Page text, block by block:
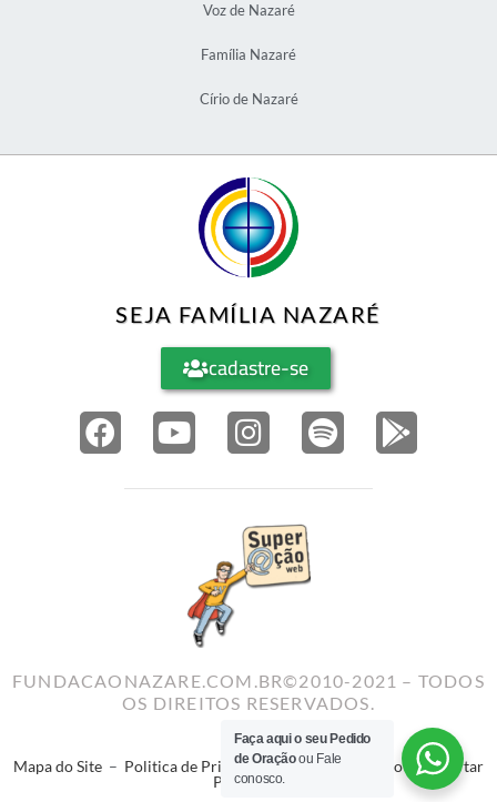
Voz de Nazaré
Família Nazaré
Círio de Nazaré
SEJA FAMÍLIA NAZARÉ
cadastre-se
FUNDACAONAZARE.COM.BR©2010-2021 – TODOS
OS DIREITOS RESERVADOS.
Mapa do Site – Politica de Privacidade–Termos de Uso–Reportar
Problema
Faça aqui o seu Pedido
de Oraçãoou Fale
conosco.